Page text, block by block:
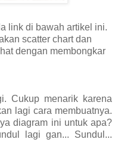
link di bawah artikel ini.
scatter chart dan
dengan membongkar
Cukup menarik karena
lagi cara membuatnya.
diagram ini untuk apa?
lagi gan... Sundul...